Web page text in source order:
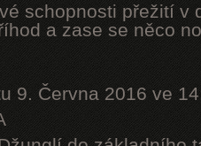
schopnosti přežití v
a zase se něco
9. Června 2016 ve